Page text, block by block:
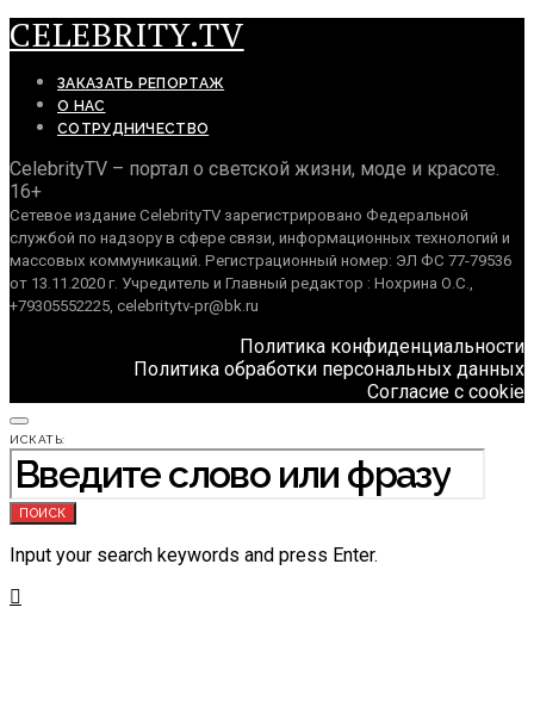
CELEBRITY.TV
ЗАКАЗАТЬ РЕПОРТАЖ
О НАС
СОТРУДНИЧЕСТВО
CelebrityTV – портал о светской жизни, моде и красоте.
16+
Сетевое издание CelebrityTV зарегистрировано Федеральной
службой по надзору в сфере связи, информационных технологий и
массовых коммуникаций. Регистрационный номер: ЭЛ ФС 77-79536
от 13.11.2020 г. Учредитель и Главный редактор : Нохрина О.С.,
+79305552225, celebritytv-pr@bk.ru
Политика конфиденциальности
Политика обработки персональных данных
Согласие с cookie
ИСКАТЬ:
ПОИСК
Input your search keywords and press Enter.